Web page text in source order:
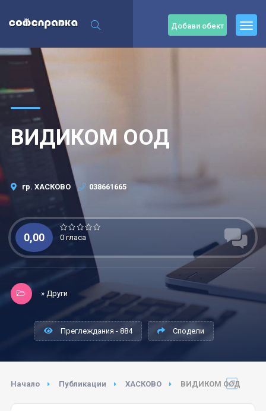
Добави обект
ВИДИКОМ ООД
гр. ХАСКОВО 038661665
0,00 0 гласа
» Други
Преглеждания - 884 Сподели
Начало Публикации ХАСКОВО ВИДИКОМ ООД